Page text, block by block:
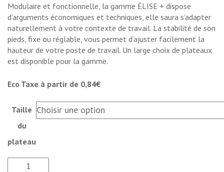
Modulaire et fonctionnelle, la gamme ÉLISE + dispose
d’arguments économiques et techniques, elle saura s’adapter
naturellement à votre contexte de travail. La stabilité de son
pieds, fixe ou réglable, vous permet d’ajuster facilement la
hauteur de votre poste de travail. Un large choix de plateaux
est disponible pour la gamme.
Eco Taxe à partir de 0,84€
Taille
du
plateau